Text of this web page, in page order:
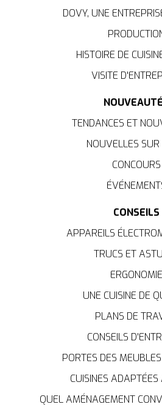
DOVY, UNE
HISTOIRE DE
VISITE
TENDANCES ET
NOUVELLES
CONCOURS
CONSEILS
APPAREILS
TRUCS ET
ERGONOMIE
UNE CUISINE DE
PLANS DE
CONSEILS
PORTES DES
CUISINES
QUEL AMÉNAGEMENT